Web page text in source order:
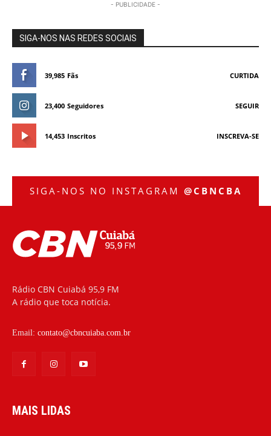
- PUBLICIDADE -
SIGA-NOS NAS REDES SOCIAIS
39,985 Fãs CURTIDA
23,400 Seguidores SEGUIR
14,453 Inscritos INSCREVA-SE
SIGA-NOS NO INSTAGRAM @CBNCBA
Rádio CBN Cuiabá 95,9 FM
A rádio que toca notícia.
Email: contato@cbncuiaba.com.br
MAIS LIDAS